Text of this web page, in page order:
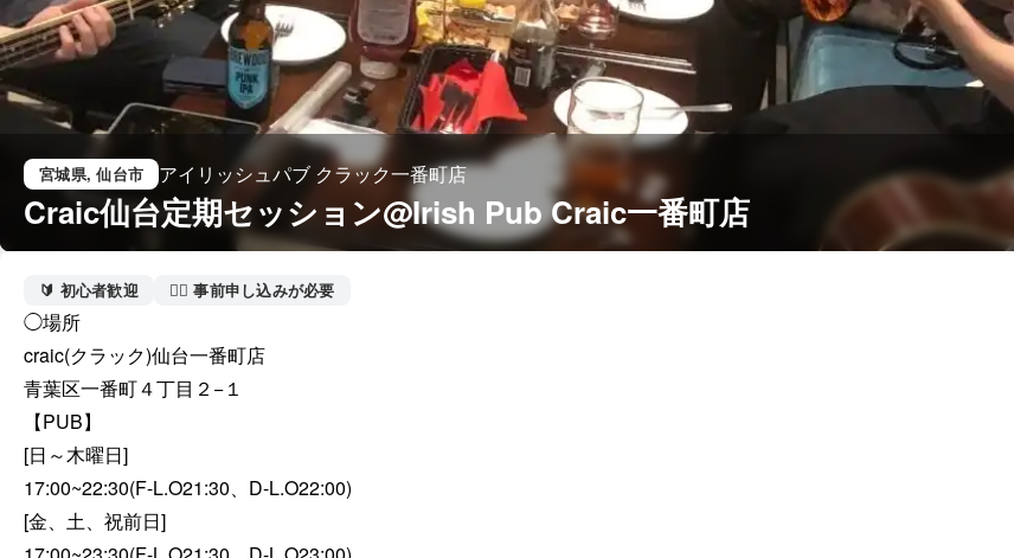
宮城県, 仙台市 アイリッシュパブ クラック一番町店
Craic仙台定期セッション@Irish Pub Craic一番町店
🔰 初心者歓迎 🙋‍♀️ 事前申し込みが必要
◯場所
craic(クラック)仙台一番町店
青葉区一番町４丁目２−１
【PUB】
[日～木曜日]
17:00~22:30(F-L.O21:30、D-L.O22:00)
[金、土、祝前日]